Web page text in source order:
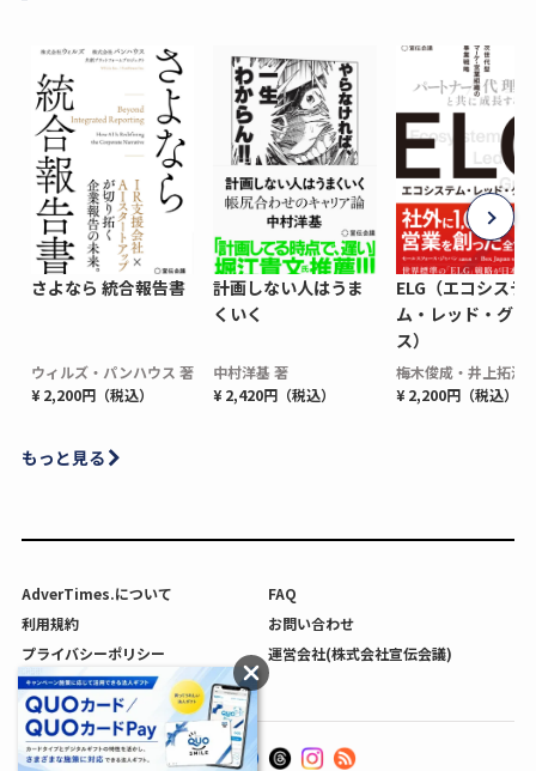
さよなら 統合報告書
ウィルズ・パンハウス 著
¥ 2,200円（税込）
計画しない人はうま
くいく
中村洋基 著
¥ 2,420円（税込）
ELG（エコシステ
ム・レッド・グロ
ス）
梅木俊成・井上拓海
¥ 2,200円（税込）
もっと見る
AdverTimes.について
FAQ
利用規約
お問い合わせ
プライバシーポリシー
運営会社(株式会社宣伝会議)
利用者情報の外部送信について